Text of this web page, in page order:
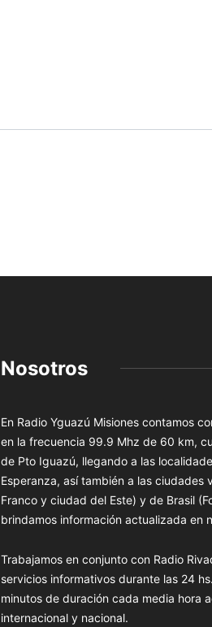
Nosotros
En Radio Yguazú Misiones contamos
en la frecuencia 99.9 Mhz de 60 km,
de Pto Iguazú, llegando a las
Esperanza, así también a las ciudades
Franco y ciudad del Este) y de Brasil
brindamos información actualizada en
Trabajamos en conjunto con Radio
servicios informativos durante las 24
minutos de duración cada media hora
internacional y nacional.